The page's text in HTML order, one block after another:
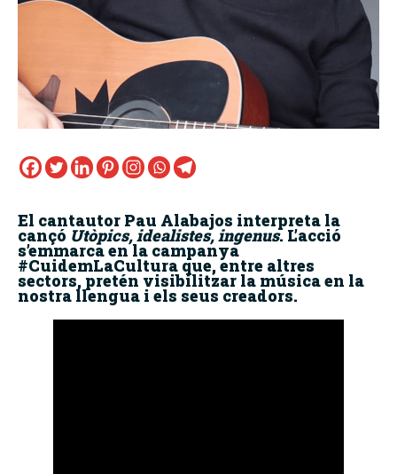
El cantautor Pau Alabajos interpreta la
cançó Utòpics, idealistes, ingenus. L’acció
s’emmarca en la campanya
#CuidemLaCultura que, entre altres
sectors, pretén visibilitzar la música en la
nostra llengua i els seus creadors.